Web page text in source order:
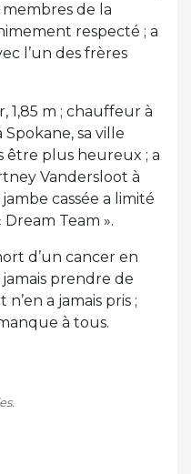
de la
respecté ; a
l’un des frères
1,85 m ; chauffeur à
sa ville
être plus heureux ; a
Vandersloot à
cassée a limité
Team ».
d’un cancer en
jamais prendre de
a jamais pris ;
à tous.